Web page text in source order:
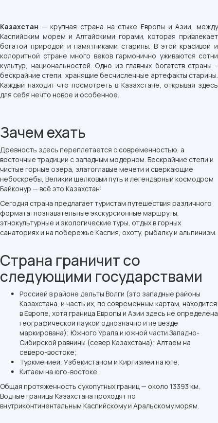
Казахстан — крупная страна на стыке Европы и Азии, между
Каспийским морем и Алтайскими горами, которая привлекает
богатой природой и памятниками старины. В этой красивой и
колоритной стране много веков гармонично уживаются сотни
культур, национальностей. Одно из главных богатств страны -
бескрайние степи, хранящие бесчисленные артефакты старины.
Каждый находит что посмотреть в Казахстане, открывая здесь
для себя нечто новое и особенное.
Зачем ехать
Древность здесь переплетается с современностью, а
восточные традиции с западным модерном. Бескрайние степи и
чистые горные озера, златоглавые мечети и сверкающие
небоскребы, Великий шелковый путь и легендарный космодром
Байконур — всё это Казахстан!
Сегодня страна предлагает туристам путешествия различного
формата: познавательные экскурсионные маршруты,
этнокультурные и экологические туры, отдых в горных
санаториях и на побережье Каспия, охоту, рыбалку и альпинизм.
Страна граничит со
следующими государствами
Россией в районе дельты Волги (это западные районы
Казахстана, и часть их, по современным картам, находится
в Европе, хотя граница Европы и Азии здесь не определена
географической наукой однозначно и не везде
маркирована); Южного Урала и южной части Западно-
Сибирской равнины (север Казахстана); Алтаем на
северо-востоке;
Туркменией, Узбекистаном и Киргизией на юге;
Китаем на юго-востоке.
Общая протяженность сухопутных границ — около 13393 км.
Водные границы Казахстана проходят по
внутриконтинентальным Каспийскому и Аральскому морям.